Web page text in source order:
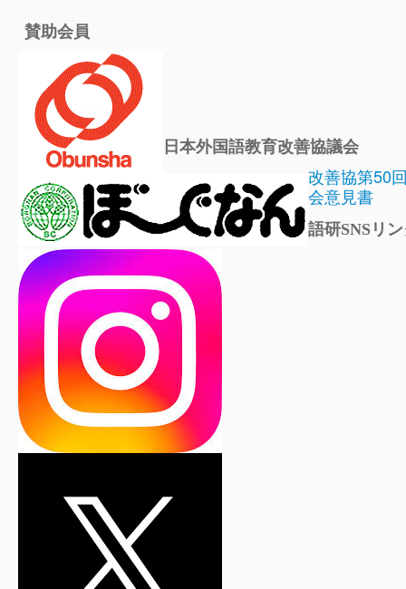
賛助会員
日本外国語教育改善協議会
改善協第50
会意見書
語研SNSリ